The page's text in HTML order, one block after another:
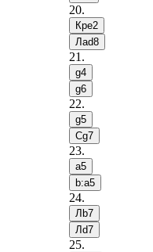
20.
Крe2
Лad8
21 .
g4
g6
22.
g5
Сg7
23.
a5
b:a5
24.
Лb7
Лd7
25.